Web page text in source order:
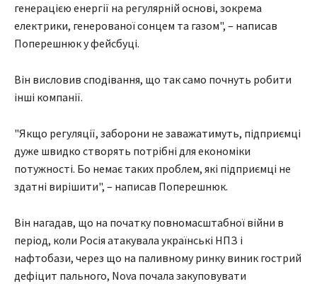
генерацією енергії на регулярній основі, зокрема
електрики, генерованої сонцем та газом", – написав
Поперешнюк у фейсбуці.
Він висловив сподівання, що так само почнуть робити
інші компанії.
"Якщо регуляції, заборони не заважатимуть, підприємці
дуже швидко створять потрібні для економіки
потужності. Бо немає таких проблем, які підприємці не
здатні вирішити", – написав Поперешнюк.
Він нагадав, що на початку повномасштабної війни в
період, коли Росія атакувала українські НПЗ і
нафтобази, через що на паливному ринку виник гострий
дефіцит пального, Nova почала закуповувати